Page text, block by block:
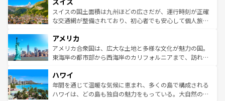
きるだろう。 なお、新着のフランス情報はコンテンツ一覧
を参照してほしい。
ドイツ情報はコンテンツ一覧を参照してほしい。
リアごとに異なる魅力がある。また、優雅なアフタヌーン
ティー、ビール好きにはたまらない英国パブ、サッカー観
戦など、本場だからこそできる体験も豊富。イギリスを旅
ンツ一覧を参照してほしい。
スイスの国土面積は九州ほどの広さだが、運行時刻が正確
な交通網が整備されており、初心者でも安心して個人旅行
の建物がそのまま残る町や、スイスならではのユニークな
博物館もあり、アルプス観光だけでなく町歩きも満喫する
ことができる。国民の所得が高いため物価も高いが、旅行
ば市内交通費無料で観光を楽しむこともできる。 なお、新
着のスイス情報はコンテンツ一覧 を参照してほしい。
アメリカ
アメリカ合衆国は、広大な土地と多様な文化が魅力の国。
東海岸の都市部から西海岸のカリフォルニアまで、訪れる
のような巨大都市は、観光、ショッピング、エンターテイ
ンメントが詰まった刺激的なスポットだ。一方、アメリカ
西部には大自然が広がり、グランドキャニオンやイエロー
ハワイ
年間を通じて温暖な気候に恵まれ、多くの島で構成される
ハワイは、どの島も独自の魅力をもっている。大自然の神